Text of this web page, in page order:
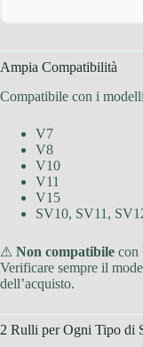
Ampia Compatibilità
Compatibile con i
V7
V8
V10
V11
V15
SV10, SV11,
⚠ Non compatibile con
Verificare sempre il
dell’acquisto.
2 Rulli per Ogni Tipo di